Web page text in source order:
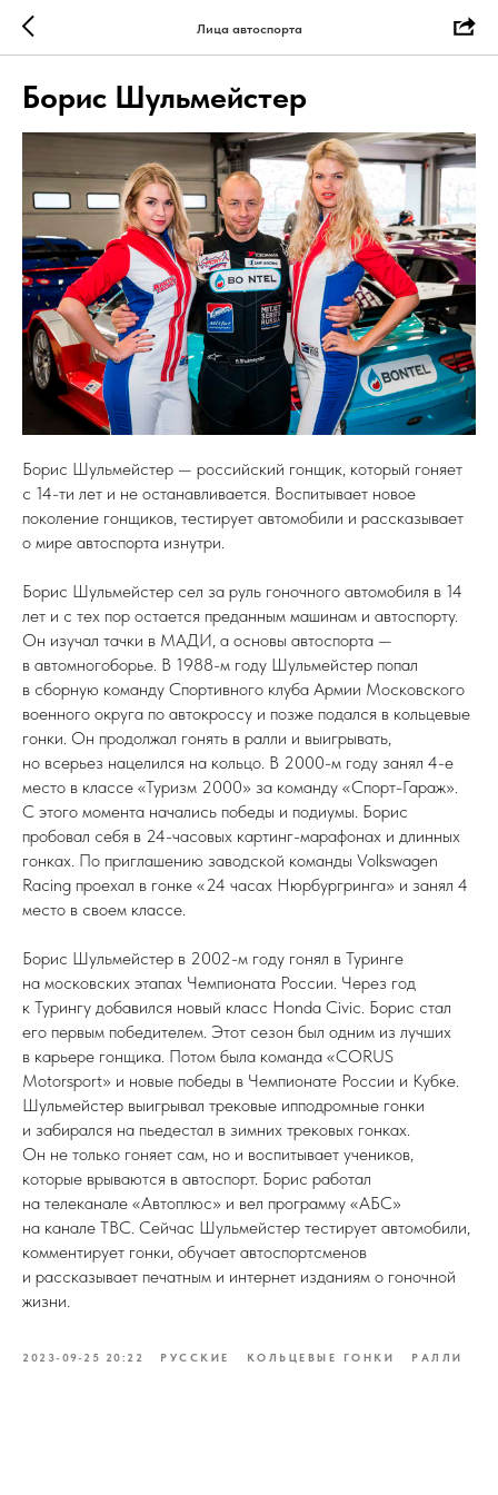
Лица автоспорта
Борис Шульмейстер
Борис Шульмейстер — российский гонщик, который гоняет
с 14-ти лет и не останавливается. Воспитывает новое
поколение гонщиков, тестирует автомобили и рассказывает
о мире автоспорта изнутри.
Борис Шульмейстер сел за руль гоночного автомобиля в 14
лет и с тех пор остается преданным машинам и автоспорту.
Он изучал тачки в МАДИ, а основы автоспорта —
в автомногоборье. В 1988-м году Шульмейстер попал
в сборную команду Спортивного клуба Армии Московского
военного округа по автокроссу и позже подался в кольцевые
гонки. Он продолжал гонять в ралли и выигрывать,
но всерьез нацелился на кольцо. В 2000-м году занял 4-е
место в классе «Туризм 2000» за команду «Спорт-Гараж».
С этого момента начались победы и подиумы. Борис
пробовал себя в 24-часовых картинг-марафонах и длинных
гонках. По приглашению заводской команды Volkswagen
Racing проехал в гонке «24 часах Нюрбургринга» и занял 4
место в своем классе.
Борис Шульмейстер в 2002-м году гонял в Туринге
на московских этапах Чемпионата России. Через год
к Турингу добавился новый класс Honda Civic. Борис стал
его первым победителем. Этот сезон был одним из лучших
в карьере гонщика. Потом была команда «CORUS
Motorsport» и новые победы в Чемпионате России и Кубке.
Шульмейстер выигрывал трековые ипподромные гонки
и забирался на пьедестал в зимних трековых гонках.
Он не только гоняет сам, но и воспитывает учеников,
которые врываются в автоспорт. Борис работал
на телеканале «Автоплюс» и вел программу «АБС»
на канале ТВС. Сейчас Шульмейстер тестирует автомобили,
комментирует гонки, обучает автоспортсменов
и рассказывает печатным и интернет изданиям о гоночной
жизни.
2023-09-25 20:22 РУССКИЕ КОЛЬЦЕВЫЕ ГОНКИ РАЛЛИ